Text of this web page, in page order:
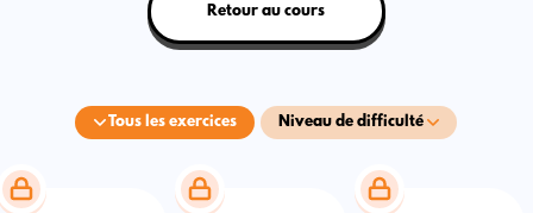
Tous les exercices Niveau de difficulté
Retour au cours